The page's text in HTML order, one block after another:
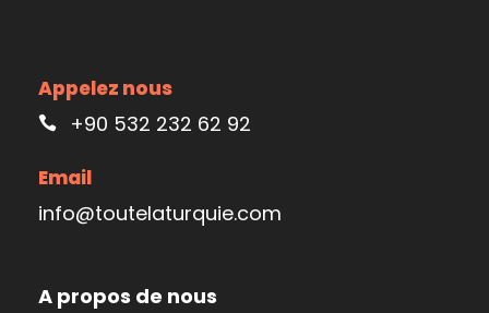
Appelez nous
+90 532 232 62 92
Email
info@toutelaturquie.com
A propos de nous